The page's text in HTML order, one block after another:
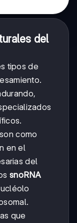
del
tipos de
son como
en el
del
snoRNA
que